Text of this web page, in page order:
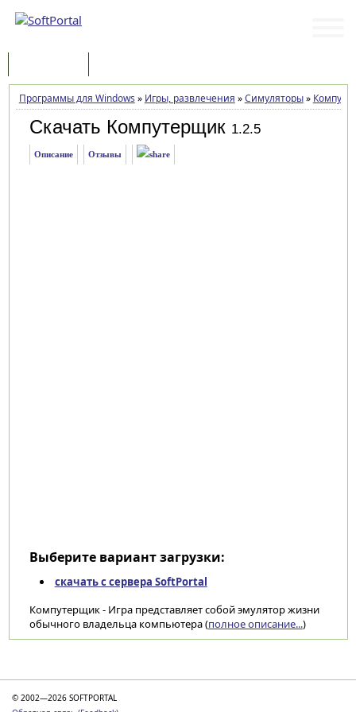
Программы для Windows » Игры, развлечения »Симуляторы»
Скачать Компутерщик 1.2.5
Описание Отзывы
Выберите вариант загрузки:
скачать с сервера SoftPortal
Компутерщик - Игра представляет собой эмулятор жизни
обычного владельца компьютера (полное описание...)
© 2002—2026 SOFTPORTAL